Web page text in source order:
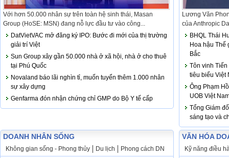
Với hơn 50.000 nhân sự trên toàn hệ sinh thái, Masan
Group (HoSE: MSN) đang nỗ lực đầu tư vào công...
DatVietVAC mở đăng ký IPO: Bước đi mới của thị trường
giải trí Việt
Sun Group xây gần 50.000 nhà ở xã hội, nhà ở cho thuê
tại Phú Quốc
Novaland báo lãi nghìn tỉ, muốn tuyển thêm 1.000 nhân
sự xây dựng
Genfarma đón nhận chứng chỉ GMP do Bộ Y tế cấp
Lương Văn
của Anthropic
BHQL Thái
Hoa hậu Thế
Bắc
Tôn vinh
tiêu biểu Việt
Ông Phạm
UOB Việt
Tổng Giám
sáng tạo và
DOANH NHÂN SỐNG
Không gian sống - Phong thủy Du lịch Phong cách DN
VĂN HÓA
Kỹ năng điều